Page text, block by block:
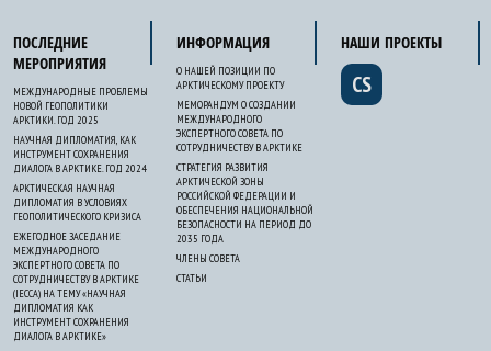
ПОСЛЕДНИЕ
МЕРОПРИЯТИЯ
МЕЖДУНАРОДНЫЕ ПРОБЛЕМЫ
НОВОЙ ГЕОПОЛИТИКИ
АРКТИКИ. ГОД 2025
НАУЧНАЯ ДИПЛОМАТИЯ, КАК
ИНСТРУМЕНТ СОХРАНЕНИЯ
ДИАЛОГА В АРКТИКЕ. ГОД 2024
АРКТИЧЕСКАЯ НАУЧНАЯ
ДИПЛОМАТИЯ В УСЛОВИЯХ
ГЕОПОЛИТИЧЕСКОГО КРИЗИСА
ЕЖЕГОДНОЕ ЗАСЕДАНИЕ
МЕЖДУНАРОДНОГО
ЭКСПЕРТНОГО СОВЕТА ПО
СОТРУДНИЧЕСТВУ В АРКТИКЕ
(IECCA) НА ТЕМУ «НАУЧНАЯ
ДИПЛОМАТИЯ КАК
ИНСТРУМЕНТ СОХРАНЕНИЯ
ДИАЛОГА В АРКТИКЕ»
ИНФОРМАЦИЯ
О НАШЕЙ ПОЗИЦИИ ПО
АРКТИЧЕСКОМУ ПРОЕКТУ
МЕМОРАНДУМ О СОЗДАНИИ
МЕЖДУНАРОДНОГО
ЭКСПЕРТНОГО СОВЕТА ПО
СОТРУДНИЧЕСТВУ В АРКТИКЕ
СТРАТЕГИЯ РАЗВИТИЯ
АРКТИЧЕСКОЙ ЗОНЫ
РОССИЙСКОЙ ФЕДЕРАЦИИ И
ОБЕСПЕЧЕНИЯ НАЦИОНАЛЬНОЙ
БЕЗОПАСНОСТИ НА ПЕРИОД ДО
2035 ГОДА
ЧЛЕНЫ СОВЕТА
СТАТЬИ
НАШИ ПРОЕКТЫ
CS